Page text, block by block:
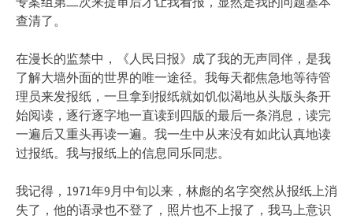
查清了。
在漫长的监禁中，《人民日报》成了我的无声同伴，是我
了解大墙外面的世界的唯一途径。我每天都焦急地等待管
理员来发报纸，一旦拿到报纸就如饥似渴地从头版头条开
始阅读，逐行逐字地一直读到四版的最后一条消息，读完
一遍后又重头再读一遍。我一生中从来没有如此认真地读
过报纸。我与报纸上的信息同乐同悲。
我记得，1971年9月中旬以来，林彪的名字突然从报纸上消
失了，他的语录也不登了，照片也不上报了，我马上意识